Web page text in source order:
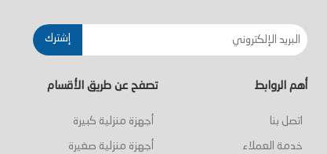
إشترك
أهم الروابط
اتصل بنا
خدمة العملاء
تصفح عن طريق الأقسام
أجهزة منزلية كبيرة
أجهزة منزلية صغيرة